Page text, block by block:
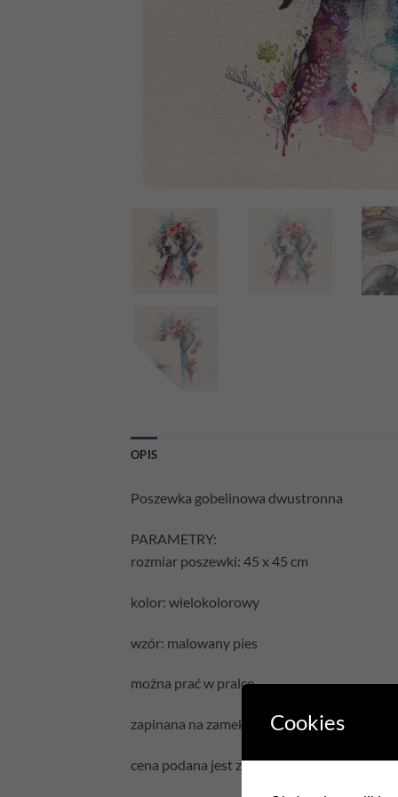
OPIS
Poszewka gobelinowa dwustronna
PARAMETRY:
rozmiar poszewki: 45 x 45 cm
kolor: wielokolorowy
wzór: malowany pies
można prać w pralce
zapinana na zamek błyskawiczny
cena podana jest za samą poszewkę bez
Cookies